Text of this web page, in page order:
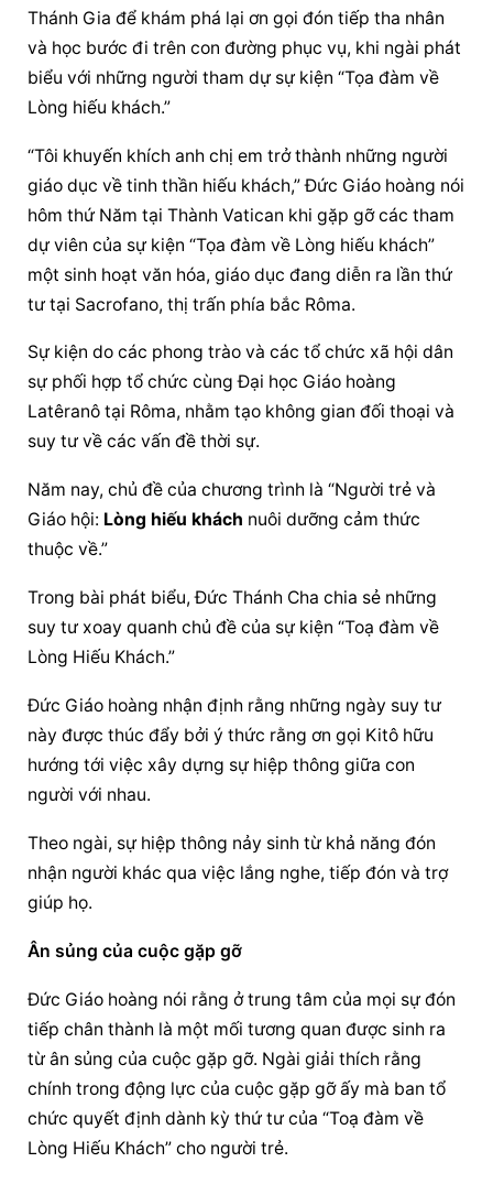
Thánh Gia để khám phá lại ơn gọi đón tiếp tha nhân
và học bước đi trên con đường phục vụ, khi ngài phát
biểu với những người tham dự sự kiện “Tọa đàm về
Lòng hiếu khách.”
“Tôi khuyến khích anh chị em trở thành những người
giáo dục về tinh thần hiếu khách,” Đức Giáo hoàng nói
hôm thứ Năm tại Thành Vatican khi gặp gỡ các tham
dự viên của sự kiện “Tọa đàm về Lòng hiếu khách”
một sinh hoạt văn hóa, giáo dục đang diễn ra lần thứ
tư tại Sacrofano, thị trấn phía bắc Rôma.
Sự kiện do các phong trào và các tổ chức xã hội dân
sự phối hợp tổ chức cùng Đại học Giáo hoàng
Latêranô tại Rôma, nhằm tạo không gian đối thoại và
suy tư về các vấn đề thời sự.
Năm nay, chủ đề của chương trình là “Người trẻ và
Giáo hội: Lòng hiếu khách nuôi dưỡng cảm thức
thuộc về.”
Trong bài phát biểu, Đức Thánh Cha chia sẻ những
suy tư xoay quanh chủ đề của sự kiện “Toạ đàm về
Lòng Hiếu Khách.”
Đức Giáo hoàng nhận định rằng những ngày suy tư
này được thúc đẩy bởi ý thức rằng ơn gọi Kitô hữu
hướng tới việc xây dựng sự hiệp thông giữa con
người với nhau.
Theo ngài, sự hiệp thông nảy sinh từ khả năng đón
nhận người khác qua việc lắng nghe, tiếp đón và trợ
giúp họ.
Ân sủng của cuộc gặp gỡ
Đức Giáo hoàng nói rằng ở trung tâm của mọi sự đón
tiếp chân thành là một mối tương quan được sinh ra
từ ân sủng của cuộc gặp gỡ. Ngài giải thích rằng
chính trong động lực của cuộc gặp gỡ ấy mà ban tổ
chức quyết định dành kỳ thứ tư của “Toạ đàm về
Lòng Hiếu Khách” cho người trẻ.